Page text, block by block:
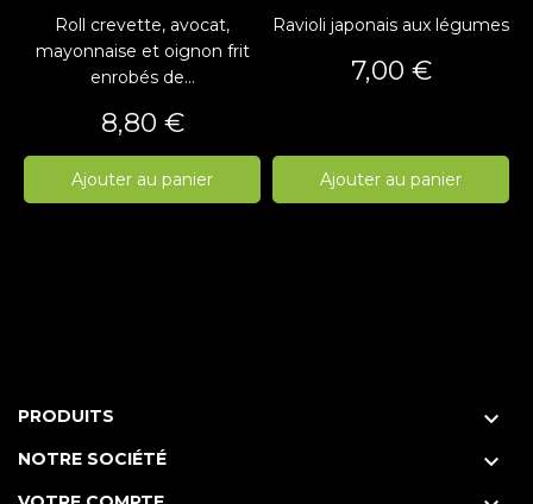
Roll crevette, avocat,
mayonnaise et oignon frit
enrobés de...
Prix
8,80 €
Ajouter au panier
Ravioli japonais aux légumes
Prix
7,00 €
Ajouter au panier
PRODUITS 
NOTRE SOCIÉTÉ 